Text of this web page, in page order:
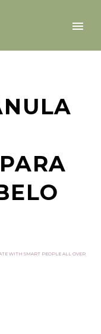
WITH SMART PEOPLE ALL OVER